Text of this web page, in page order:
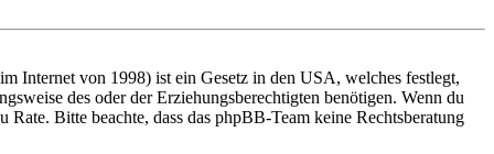
Internet von 1998) ist ein Gesetz in den USA, welches festlegt,
des oder der Erziehungsberechtigten benötigen. Wenn du
Bitte beachte, dass das phpBB-Team keine Rechtsberatung